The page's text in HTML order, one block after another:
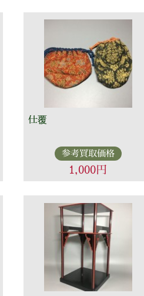
仕覆
参考買取価格
1,000円